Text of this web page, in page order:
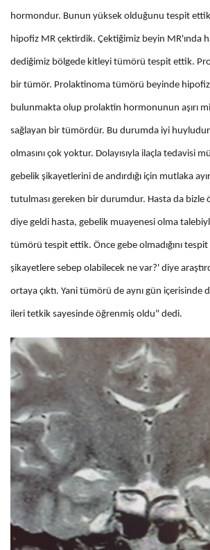
hormondur. Bunun yüksek olduğunu tespit
hipofiz MR çektirdik. Çektiğimiz beyin MR'ında
dediğimiz bölgede kitleyi tümörü tespit ettik.
bir tümör. Prolaktinoma tümörü beyinde
bulunmakta olup prolaktin hormonunun aşırı
sağlayan bir tümördür. Bu durumda iyi
olmasını çok yoktur. Dolayısıyla ilaçla tedavisi
gebelik şikayetlerini de andırdığı için mutlaka
tutulması gereken bir durumdur. Hasta da bizle
diye geldi hasta, gebelik muayenesi olma
tümörü tespit ettik. Önce gebe olmadığını
şikayetlere sebep olabilecek ne var?' diye
ortaya çıktı. Yani tümörü de aynı gün içerisinde
ileri tetkik sayesinde öğrenmiş oldu" dedi.